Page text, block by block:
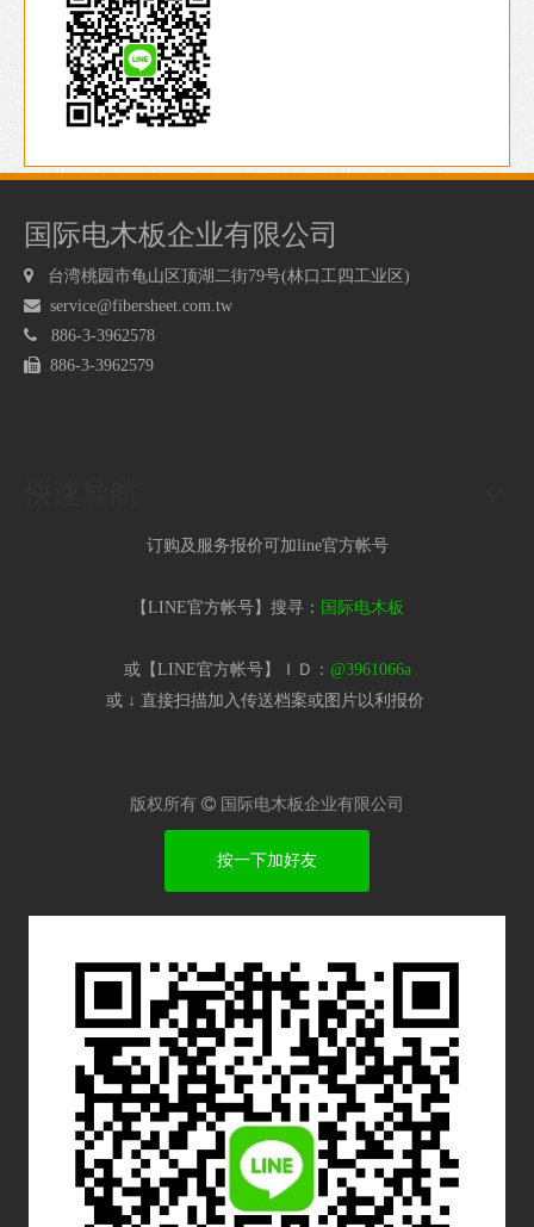
国际电木板企业有限公司
 台湾桃园市龟山区顶湖二街79号(林口工四工业区)
 service@fibersheet.com.tw
 886-3-3962578
 886-3-3962579
订购及服务报价可加line官方帐号
【LINE官方帐号】搜寻： 国际电木板
或【LINE官方帐号】ＩＤ： @3961066a
或 ↓ 直接扫描加入传送档案或图片以利报价​
版权所有  国际电木板企业有限公司
按一下加好友